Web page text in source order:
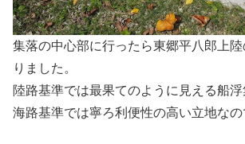
集落の中心部に行ったら東郷平八郎上
りました。
陸路基準では最果てのように見える船浮
海路基準では寧ろ利便性の高い立地なの